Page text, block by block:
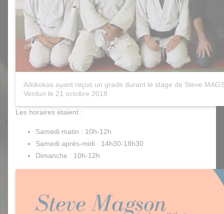
Aïkikokas ayant reçus un grade durant le stage de Steve
Verdun le 21 octobre 2018
Les horaires étaient :
Samedi matin : 10h-12h
Samedi après-midi : 14h30-18h30
Dimanche : 10h-12h